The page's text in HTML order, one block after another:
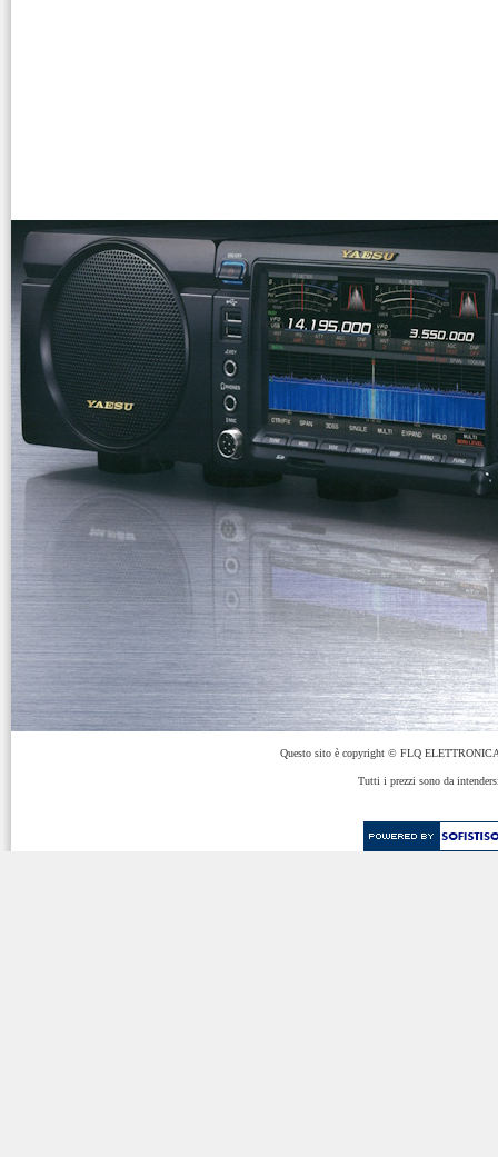
Questo sito è copyright © FLQ
Tutti i prezzi sono da